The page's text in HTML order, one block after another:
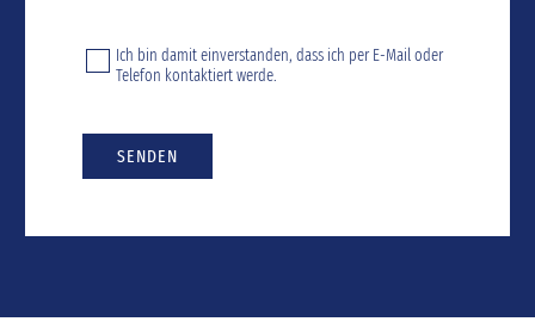
Ich bin damit einverstanden, dass ich per E-Mail oder
Telefon kontaktiert werde.
SENDEN